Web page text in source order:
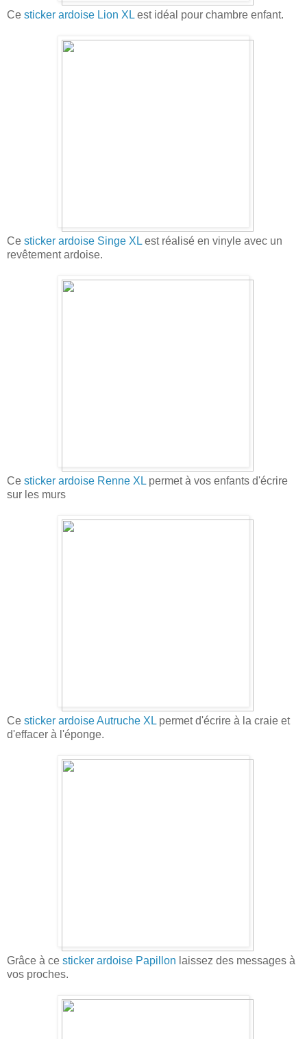
Ce sticker ardoise Lion XL est idéal pour chambre enfant.
Ce sticker ardoise Singe XL est réalisé en vinyle avec un
revêtement ardoise.
Ce sticker ardoise Renne XL permet à vos enfants d'écrire
sur les murs
Ce sticker ardoise Autruche XL permet d'écrire à la craie et
d'effacer à l'éponge.
Grâce à ce sticker ardoise Papillon laissez des messages à
vos proches.